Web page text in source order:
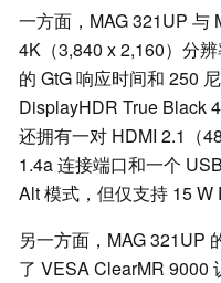
一方面，MAG 321UP 与
4K（3,840 x 2,160）分
的 GtG 响应时间和 250
DisplayHDR True Black
还拥有一对 HDMI 2.1（
1.4a 连接端口和一个
Alt 模式，但仅支持 15 W
另一方面，MAG 321UP
了 VESA ClearMR 9000